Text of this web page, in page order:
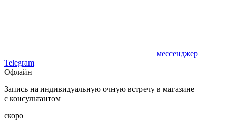
мессенджер
Telegram
Офлайн
Запись на индивидуальную очную встречу в магазине
с консультантом
скоро